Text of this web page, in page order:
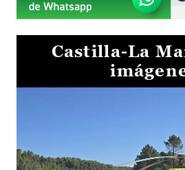
Castilla-La